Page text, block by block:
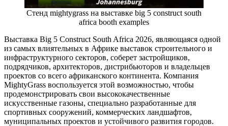
Стенд mightygrass на выставке big 5 construct south
africa booth examples
Выставка Big 5 Construct South Africa 2026, являющаяся одной
из самых влиятельных в Африке выставок строительного и
инфраструктурного секторов, соберет застройщиков,
подрядчиков, архитекторов, дистрибьюторов и владельцев
проектов со всего африканского континента. Компания
MightyGrass воспользуется этой возможностью, чтобы
продемонстрировать свои высококачественные
искусственные газоны, специально разработанные для
спортивных сооружений, коммерческих ландшафтов,
муниципальных проектов и устойчивого развития городов.